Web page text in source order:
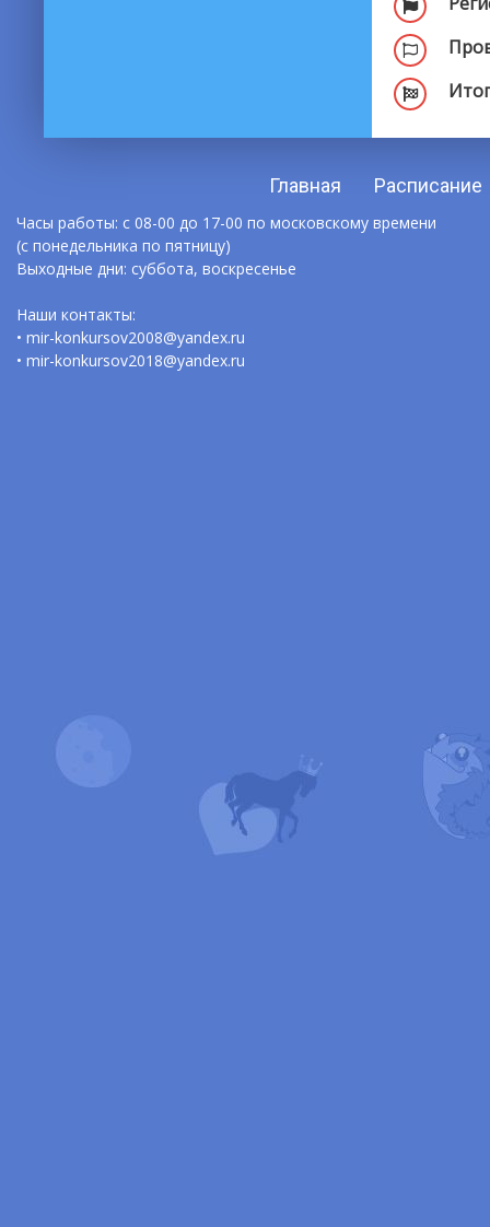
Главная Расписание
Часы работы: с 08-00 до 17-00 по московскому времени
(с понедельника по пятницу)
Выходные дни: суббота, воскресенье
Наши контакты:
• mir-konkursov2008@yandex.ru
• mir-konkursov2018@yandex.ru